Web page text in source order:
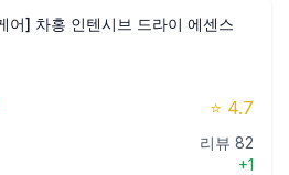
어] 차홍 인텐시브 드라이 에센스
⭐ 4.7
리뷰 82
+1